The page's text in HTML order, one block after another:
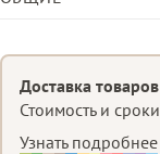
Материал изделия
Тип поверхности/
Доставка
Стоимость и
Узнать подробнее